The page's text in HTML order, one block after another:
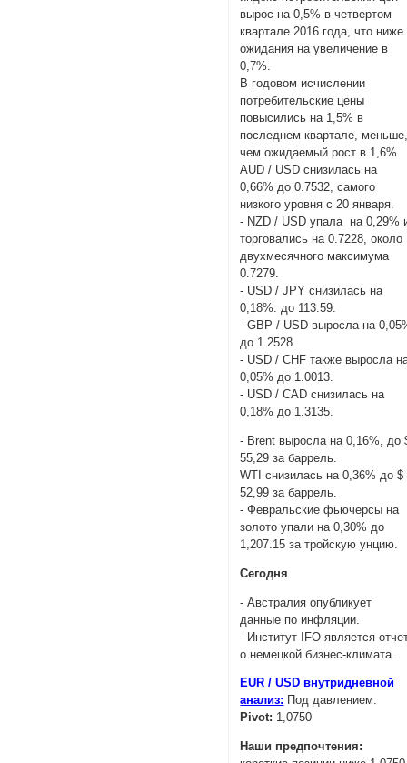
вырос на 0,5% в четвертом
квартале 2016 года, что ниже
ожидания на увеличение в
0,7%.
В годовом исчислении
потребительские цены
повысились на 1,5% в
последнем квартале,
чем ожидаемый рост в 1,6%.
AUD / USD снизилась на
0,66% до 0.7532, самого
низкого уровня с 20 января.
- NZD / USD упала на 0,29%
торговались на 0.7228, около
двухмесячного максимума
0.7279.
- USD / JPY снизилась на
0,18%. до 113.59.
- GBP / USD выросла на
до 1.2528
- USD / CHF также выросла
0,05% до 1.0013.
- USD / CAD снизилась на
0,18% до 1.3135.
- Brent выросла на 0,16%, до
55,29 за баррель.
WTI снизилась на 0,36% до $
52,99 за баррель.
- Февральские фьючерсы на
золото упали на 0,30% до
1,207.15 за тройскую унцию.
Сегодня
- Австралия опубликует
данные по инфляции.
- Институт IFO является
о немецкой бизнес-климата.
EUR / USD внутридневной
анализ: Под давлением.
Pivot: 1,0750
Наши предпочтения: